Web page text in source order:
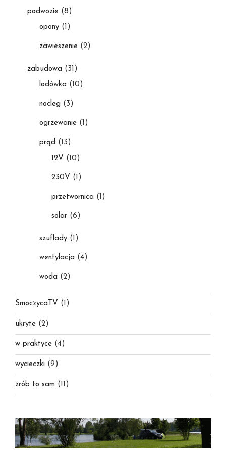
podwozie (8)
opony (1)
zawieszenie (2)
zabudowa (31)
lodówka (10)
nocleg (3)
ogrzewanie (1)
prąd (13)
12V (10)
230V (1)
przetwornica (1)
solar (6)
szuflady (1)
wentylacja (4)
woda (2)
SmoczycaTV (1)
ukryte (2)
w praktyce (4)
wycieczki (9)
zrób to sam (11)